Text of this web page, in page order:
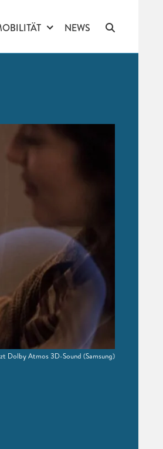
NEWS
Dolby Atmos 3D-Sound (Samsung)